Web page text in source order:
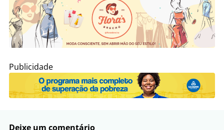
Publicidade
Deixe um comentário